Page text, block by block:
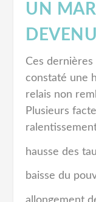
UN
Ces dernières
constaté une
relais non
Plusieurs
hausse des
baisse du